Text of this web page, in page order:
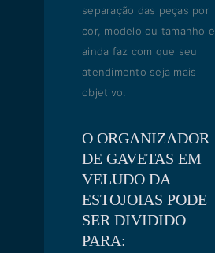
separação das peças por
cor, modelo ou tamanho e
ainda faz com que seu
atendimento seja mais
objetivo.
O ORGANIZADOR
DE GAVETAS EM
VELUDO DA
ESTOJOIAS PODE
SER DIVIDIDO
PARA: